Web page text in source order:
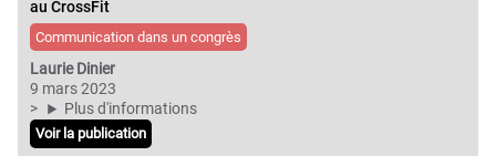
au CrossFit
Communication dans un congrès
Laurie Dinier
9 mars 2023
Plus d'informations
Voir la publication